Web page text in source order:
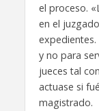
el proceso.
en el
y no para
jueces tal
actuase si
magistrado.